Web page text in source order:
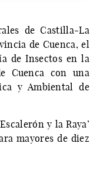
de Castilla-La
de Cuenca, el
de Insectos en la
Cuenca con una
y Ambiental de
y la Raya’
mayores de diez